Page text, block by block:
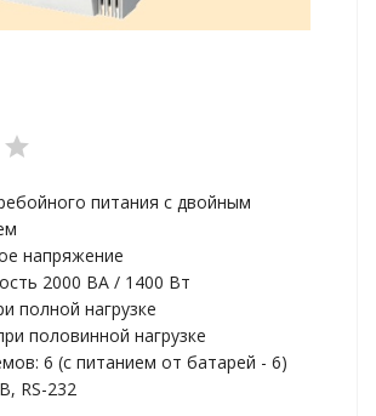
питания с двойным
напряжение
2000 ВА / 1400 Вт
полной нагрузке
половинной нагрузке
6 (с питанием от батарей - 6)
RS-232